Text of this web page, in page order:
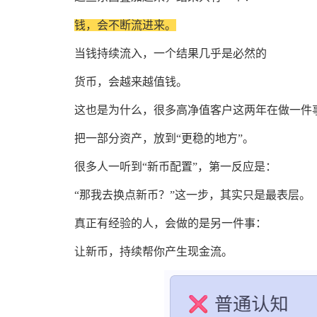
钱，会不断流进来。
当钱持续流入，一个结果几乎是必然的
货币，会越来越值钱。
这也是为什么，很多高净值客户这两年在做一件
把一部分资产，放到“更稳的地方”。
很多人一听到“新币配置”，第一反应是：
“那我去换点新币？”这一步，其实只是最表层。
真正有经验的人，会做的是另一件事：
让新币，持续帮你产生现金流。